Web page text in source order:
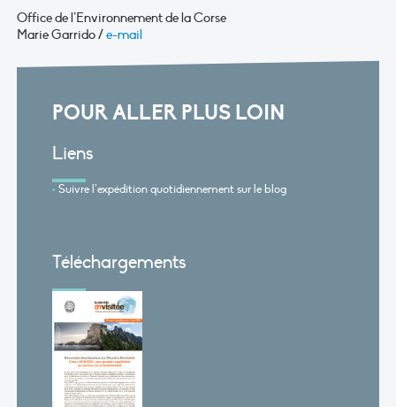
Office de l’Environnement de la Corse
Marie Garrido /e-mail
POUR ALLER PLUS LOIN
Liens
Suivre l’expédition quotidiennement sur le blog
Téléchargements